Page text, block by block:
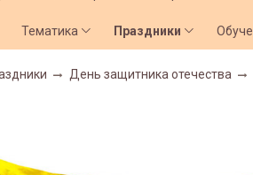
Тематика Праздники
День защитника отечества